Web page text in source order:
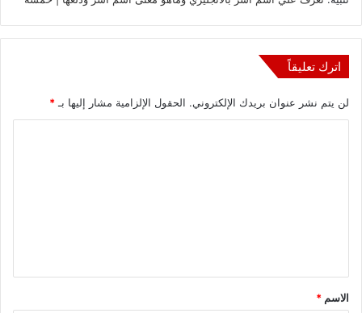
اترك تعليقاً
لن يتم نشر عنوان بريدك الإلكتروني. الحقول الإلزامية مشار إليها بـ *
ق
*
الاسم *